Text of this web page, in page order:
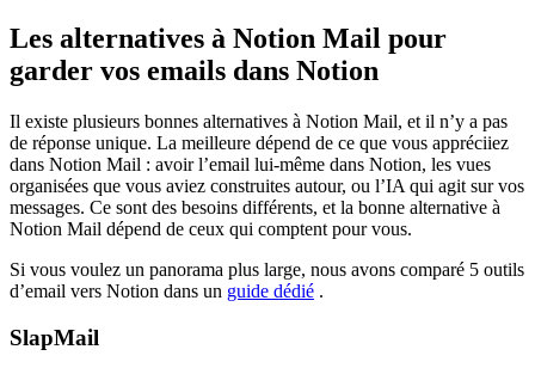
Les alternatives à Notion Mail pour
garder vos emails dans Notion
Il existe plusieurs bonnes alternatives à Notion Mail, et il n’y a pas
de réponse unique. La meilleure dépend de ce que vous appréciiez
dans Notion Mail : avoir l’email lui-même dans Notion, les vues
organisées que vous aviez construites autour, ou l’IA qui agit sur vos
messages. Ce sont des besoins différents, et la bonne alternative à
Notion Mail dépend de ceux qui comptent pour vous.
Si vous voulez un panorama plus large, nous avons comparé 5 outils
d’email vers Notion dans un guide dédié .
SlapMail